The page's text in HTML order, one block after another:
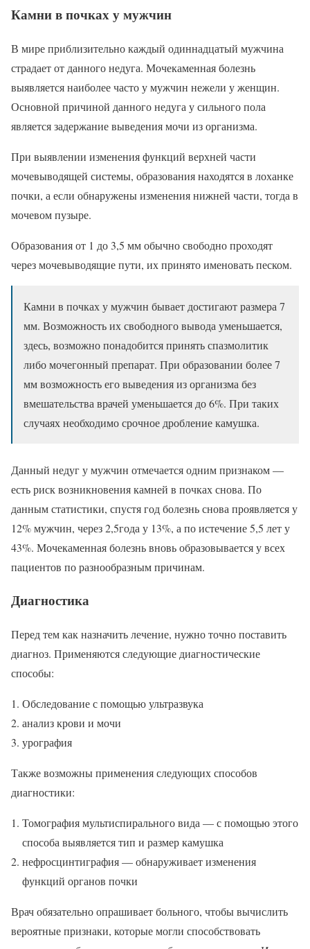
Камни в почках у мужчин
В мире приблизительно каждый одиннадцатый мужчина
страдает от данного недуга. Мочекаменная болезнь
выявляется наиболее часто у мужчин нежели у женщин.
Основной причиной данного недуга у сильного пола
является задержание выведения мочи из организма.
При выявлении изменения функций верхней части
мочевыводящей системы, образования находятся в лоханке
почки, а если обнаружены изменения нижней части, тогда в
мочевом пузыре.
Образования от 1 до 3,5 мм обычно свободно проходят
через мочевыводящие пути, их принято именовать песком.
Камни в почках у мужчин бывает достигают размера 7
мм. Возможность их свободного вывода уменьшается,
здесь, возможно понадобится принять спазмолитик
либо мочегонный препарат. При образовании более 7
мм возможность его выведения из организма без
вмешательства врачей уменьшается до 6%. При таких
случаях необходимо срочное дробление камушка.
Данный недуг у мужчин отмечается одним признаком —
есть риск возникновения камней в почках снова. По
данным статистики, спустя год болезнь снова проявляется у
12% мужчин, через 2,5года у 13%, а по истечение 5,5 лет у
43%. Мочекаменная болезнь вновь образовывается у всех
пациентов по разнообразным причинам.
Диагностика
Перед тем как назначить лечение, нужно точно поставить
диагноз. Применяются следующие диагностические
способы:
Обследование с помощью ультразвука
анализ крови и мочи
урография
Также возможны применения следующих способов
диагностики:
Томография мультиспирального вида — с помощью этого
способа выявляется тип и размер камушка
нефросцинтиграфия — обнаруживает изменения
функций органов почки
Врач обязательно опрашивает больного, чтобы вычислить
вероятные признаки, которые могли способствовать